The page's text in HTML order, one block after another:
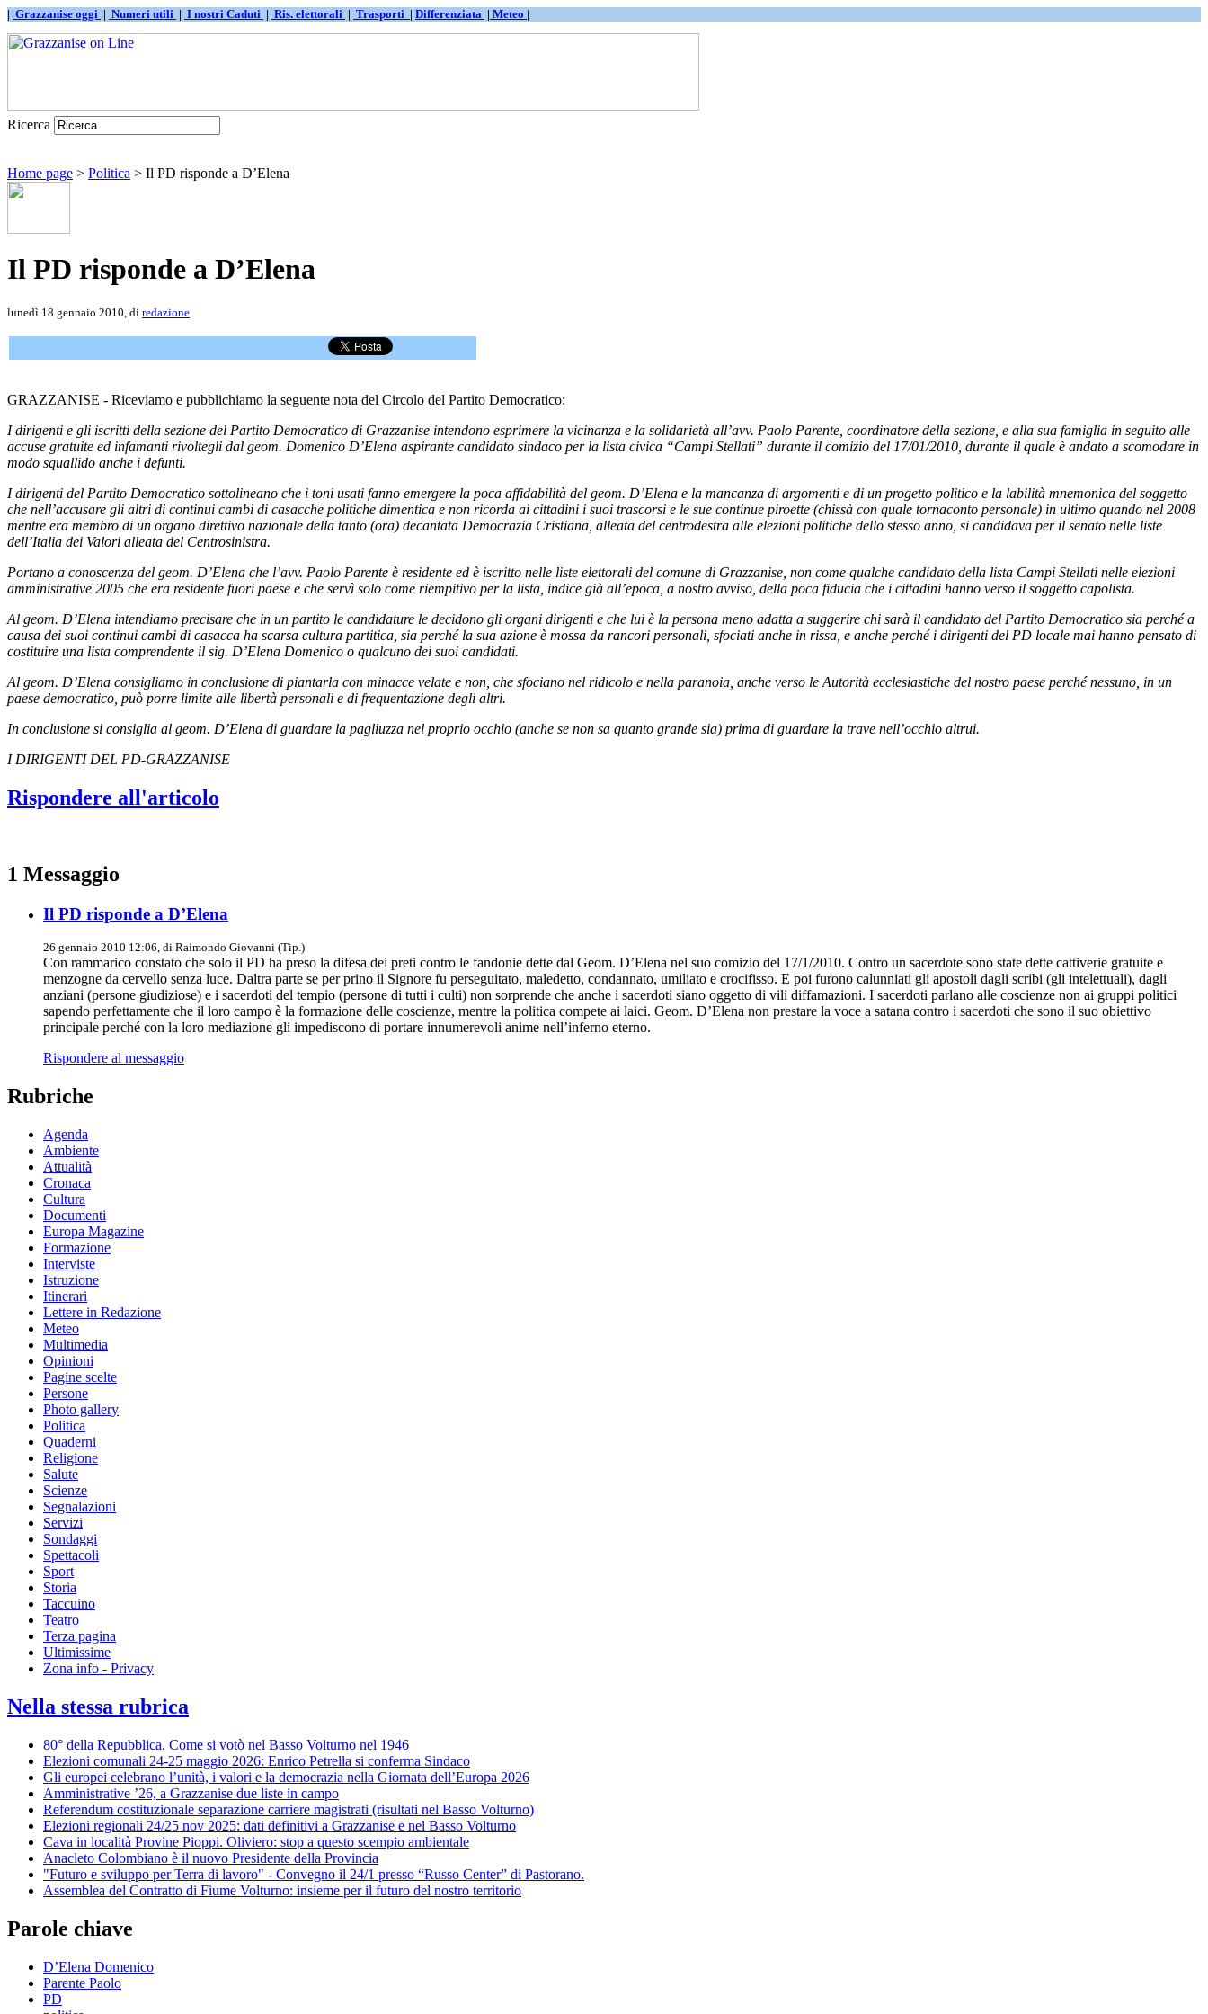
| Grazzanise oggi | Numeri utili | I nostri Caduti | Ris. elettorali | Trasporti | Differenziata | Meteo |
Ricerca
Home page > Politica > Il PD risponde a D’Elena
Il PD risponde a D’Elena
lunedì 18 gennaio 2010, di redazione
GRAZZANISE - Riceviamo e pubblichiamo la seguente nota del Circolo del Partito Democratico:
I dirigenti e gli iscritti della sezione del Partito Democratico di Grazzanise intendono esprimere la vicinanza e la solidarietà all’avv. Paolo Parente, coordinatore della sezione, e alla sua famiglia in seguito alle
accuse gratuite ed infamanti rivoltegli dal geom. Domenico D’Elena aspirante candidato sindaco per la lista civica “Campi Stellati” durante il comizio del 17/01/2010, durante il quale è andato a scomodare in
modo squallido anche i defunti.
I dirigenti del Partito Democratico sottolineano che i toni usati fanno emergere la poca affidabilità del geom. D’Elena e la mancanza di argomenti e di un progetto politico e la labilità mnemonica del soggetto
che nell’accusare gli altri di continui cambi di casacche politiche dimentica e non ricorda ai cittadini i suoi trascorsi e le sue continue piroette (chissà con quale tornaconto personale) in ultimo quando nel 2008
mentre era membro di un organo direttivo nazionale della tanto (ora) decantata Democrazia Cristiana, alleata del centrodestra alle elezioni politiche dello stesso anno, si candidava per il senato nelle liste
dell’Italia dei Valori alleata del Centrosinistra.
Portano a conoscenza del geom. D’Elena che l’avv. Paolo Parente è residente ed è iscritto nelle liste elettorali del comune di Grazzanise, non come qualche candidato della lista Campi Stellati nelle elezioni
amministrative 2005 che era residente fuori paese e che servì solo come riempitivo per la lista, indice già all’epoca, a nostro avviso, della poca fiducia che i cittadini hanno verso il soggetto capolista.
Al geom. D’Elena intendiamo precisare che in un partito le candidature le decidono gli organi dirigenti e che lui è la persona meno adatta a suggerire chi sarà il candidato del Partito Democratico sia perché a
causa dei suoi continui cambi di casacca ha scarsa cultura partitica, sia perché la sua azione è mossa da rancori personali, sfociati anche in rissa, e anche perché i dirigenti del PD locale mai hanno pensato di
costituire una lista comprendente il sig. D’Elena Domenico o qualcuno dei suoi candidati.
Al geom. D’Elena consigliamo in conclusione di piantarla con minacce velate e non, che sfociano nel ridicolo e nella paranoia, anche verso le Autorità ecclesiastiche del nostro paese perché nessuno, in un
paese democratico, può porre limite alle libertà personali e di frequentazione degli altri.
In conclusione si consiglia al geom. D’Elena di guardare la pagliuzza nel proprio occhio (anche se non sa quanto grande sia) prima di guardare la trave nell’occhio altrui.
I DIRIGENTI DEL PD-GRAZZANISE
Rispondere all'articolo
1 Messaggio
Il PD risponde a D’Elena
26 gennaio 2010 12:06, di Raimondo Giovanni (Tip.)
Con rammarico constato che solo il PD ha preso la difesa dei preti contro le fandonie dette dal Geom. D’Elena nel suo comizio del 17/1/2010. Contro un sacerdote sono state dette cattiverie gratuite e
menzogne da cervello senza luce. Daltra parte se per prino il Signore fu perseguitato, maledetto, condannato, umiliato e crocifisso. E poi furono calunniati gli apostoli dagli scribi (gli intelettuali), dagli
anziani (persone giudiziose) e i sacerdoti del tempio (persone di tutti i culti) non sorprende che anche i sacerdoti siano oggetto di vili diffamazioni. I sacerdoti parlano alle coscienze non ai gruppi politici
sapendo perfettamente che il loro campo è la formazione delle coscienze, mentre la politica compete ai laici. Geom. D’Elena non prestare la voce a satana contro i sacerdoti che sono il suo obiettivo
principale perché con la loro mediazione gli impediscono di portare innumerevoli anime nell’inferno eterno.
Rispondere al messaggio
Rubriche
Agenda
Ambiente
Attualità
Cronaca
Cultura
Documenti
Europa Magazine
Formazione
Interviste
Istruzione
Itinerari
Lettere in Redazione
Meteo
Multimedia
Opinioni
Pagine scelte
Persone
Photo gallery
Politica
Quaderni
Religione
Salute
Scienze
Segnalazioni
Servizi
Sondaggi
Spettacoli
Sport
Storia
Taccuino
Teatro
Terza pagina
Ultimissime
Zona info - Privacy
Nella stessa rubrica
80° della Repubblica. Come si votò nel Basso Volturno nel 1946
Elezioni comunali 24-25 maggio 2026: Enrico Petrella si conferma Sindaco
Gli europei celebrano l’unità, i valori e la democrazia nella Giornata dell’Europa 2026
Amministrative ’26, a Grazzanise due liste in campo
Referendum costituzionale separazione carriere magistrati (risultati nel Basso Volturno)
Elezioni regionali 24/25 nov 2025: dati definitivi a Grazzanise e nel Basso Volturno
Cava in località Provine Pioppi. Oliviero: stop a questo scempio ambientale
Anacleto Colombiano è il nuovo Presidente della Provincia
"Futuro e sviluppo per Terra di lavoro" - Convegno il 24/1 presso “Russo Center” di Pastorano.
Assemblea del Contratto di Fiume Volturno: insieme per il futuro del nostro territorio
Parole chiave
D’Elena Domenico
Parente Paolo
PD